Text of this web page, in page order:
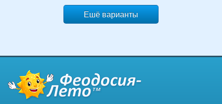
Ешё варианты